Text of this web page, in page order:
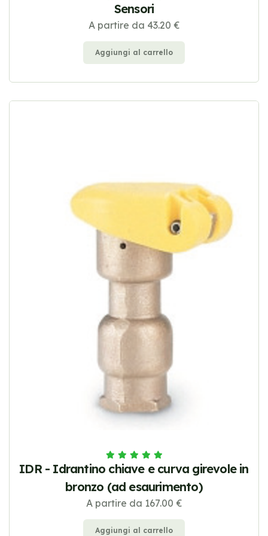
Sensori
A partire da 43.20 €
Aggiungi al carrello
IDR - Idrantino chiave e curva girevole in
bronzo (ad esaurimento)
A partire da 167.00 €
Aggiungi al carrello